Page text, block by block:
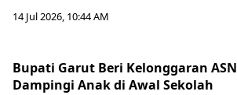
14 Jul 2026, 10:44 AM
Bupati Garut Beri Kelonggaran ASN
Dampingi Anak di Awal Sekolah